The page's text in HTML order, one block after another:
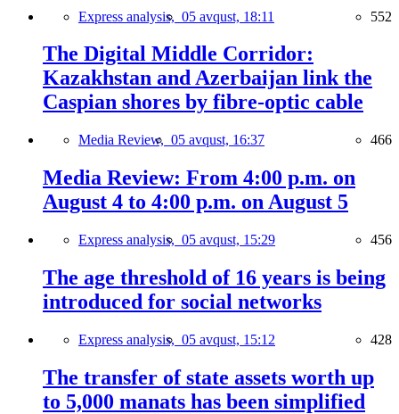
Express analysis, 05 avqust, 18:11 552
The Digital Middle Corridor:
Kazakhstan and Azerbaijan link the
Caspian shores by fibre-optic cable
Media Review, 05 avqust, 16:37 466
Media Review: From 4:00 p.m. on
August 4 to 4:00 p.m. on August 5
Express analysis, 05 avqust, 15:29 456
The age threshold of 16 years is being
introduced for social networks
Express analysis, 05 avqust, 15:12 428
The transfer of state assets worth up
to 5,000 manats has been simplified